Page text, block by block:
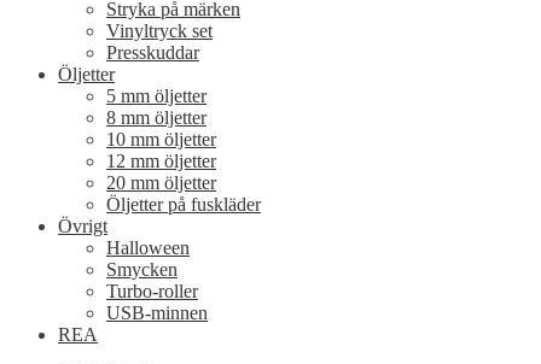
Stryka på märken
Vinyltryck set
Presskuddar
Öljetter
5 mm öljetter
8 mm öljetter
10 mm öljetter
12 mm öljetter
20 mm öljetter
Öljetter på fuskläder
Övrigt
Halloween
Smycken
Turbo-roller
USB-minnen
REA